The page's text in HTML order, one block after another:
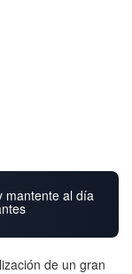
mantente al día
de un gran